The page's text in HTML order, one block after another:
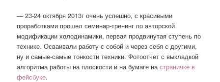
— 23-24 октября 2013г очень успешно, с красивыми
проработками прошел семинар-тренинг по авторской
модификации холодинамики, первая продвинутая ступень по
технике. Осваивали работу с собой и через себя с другими,
ну и самые-самые тонкости техники. Фотоотчет с выкладкой
алгоритма работы на плоскости и на бумаге настраничке в
фейсбуке.